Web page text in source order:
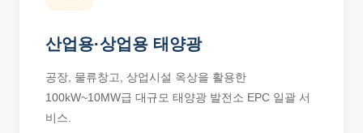
산업용·상업용 태양광
공장, 물류창고, 상업시설 옥상을 활용한
100kW~10MW급 대규모 태양광 발전소 EPC 일괄 서
비스.